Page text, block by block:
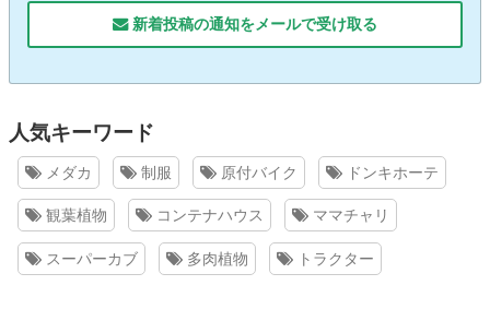
新着投稿の通知をメールで受け取る
人気キーワード
メダカ 制服 原付バイク ドンキホーテ
観葉植物 コンテナハウス ママチャリ
スーパーカブ 多肉植物 トラクター